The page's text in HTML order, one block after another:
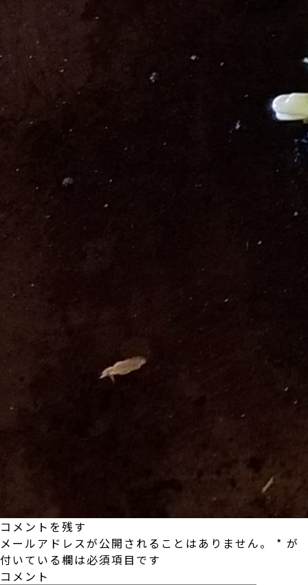
コメントを残す
メールアドレスが公開されることはありません。
* が
付いている欄は必須項目です
コメント